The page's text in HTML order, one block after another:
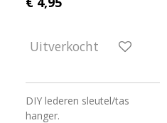
Uitverkocht
DIY lederen sleutel/tas
hanger.